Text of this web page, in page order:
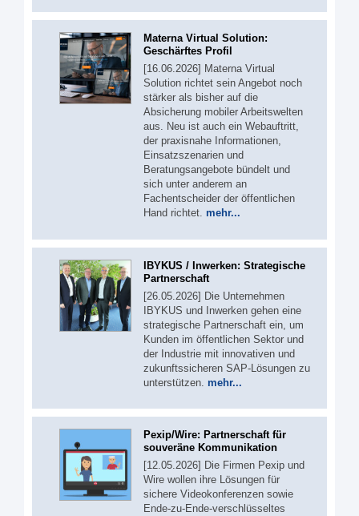
Materna Virtual Solution:
Geschärftes Profil
[16.06.2026] Materna Virtual
Solution richtet sein Angebot noch
stärker als bisher auf die
Absicherung mobiler Arbeitswelten
aus. Neu ist auch ein Webauftritt,
der praxisnahe Informationen,
Einsatzszenarien und
Beratungsangebote bündelt und
sich unter anderem an
Fachentscheider der öffentlichen
Hand richtet. mehr...
IBYKUS / Inwerken: Strategische
Partnerschaft
[26.05.2026] Die Unternehmen
IBYKUS und Inwerken gehen eine
strategische Partnerschaft ein, um
Kunden im öffentlichen Sektor und
der Industrie mit innovativen und
zukunftssicheren SAP-Lösungen zu
unterstützen. mehr...
Pexip/Wire: Partnerschaft für
souveräne Kommunikation
[12.05.2026] Die Firmen Pexip und
Wire wollen ihre Lösungen für
sichere Videokonferenzen sowie
Ende-zu-Ende-verschlüsseltes